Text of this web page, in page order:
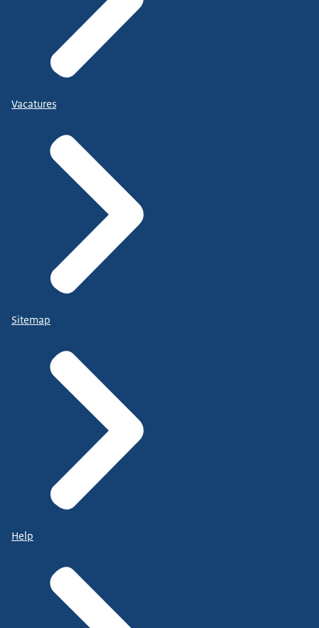
Vacatures
Sitemap
Help